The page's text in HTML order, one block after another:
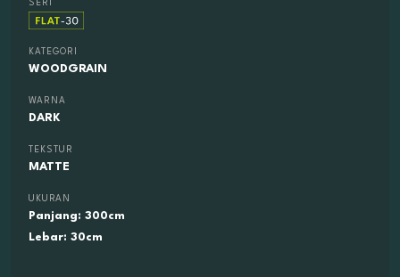
SERI
KATEGORI
WOODGRAIN
WARNA
DARK
TEKSTUR
MATTE
UKURAN
Panjang: 300cm
Lebar: 30cm